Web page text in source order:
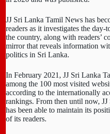
JJ Sri Lanka Tamil News has
readers as it investigates the day-
the country, along with readers’
mirror that reveals information
politics in Sri Lanka.
In February 2021, JJ Sri Lanka
among the 100 most visited
according to the internationally
rankings. From then until now,
has been able to maintain its
of its readers.